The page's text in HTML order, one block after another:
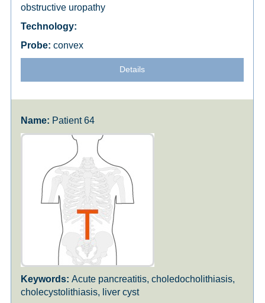
obstructive uropathy
convex
Details
Patient 64
Acute pancreatitis, choledocholithiasis,
cholecystolithiasis, liver cyst